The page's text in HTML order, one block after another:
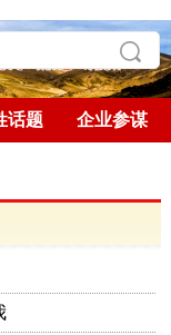
话题 企业参谋